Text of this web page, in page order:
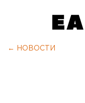
← НОВОСТИ